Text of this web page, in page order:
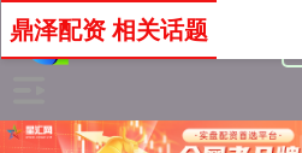
鼎泽配资 相关话题